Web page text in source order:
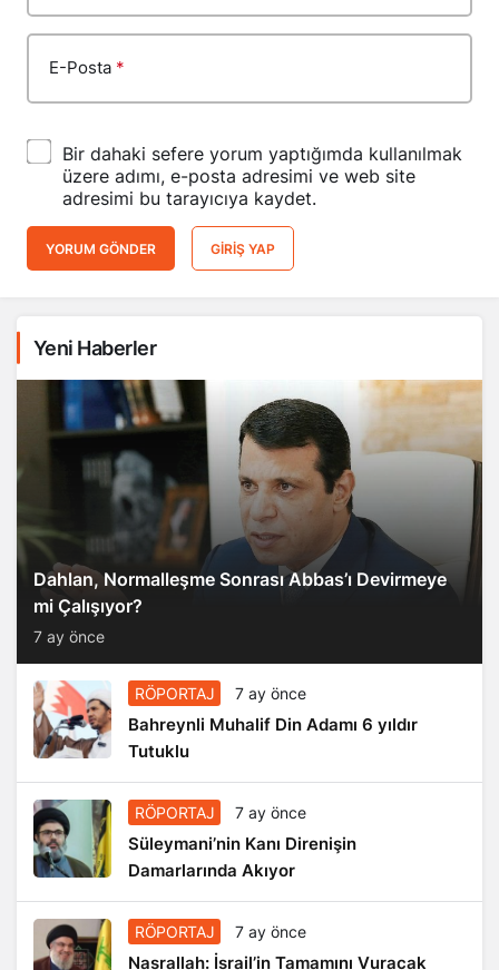
E-Posta *
Bir dahaki sefere yorum yaptığımda kullanılmak
üzere adımı, e-posta adresimi ve web site
adresimi bu tarayıcıya kaydet.
YORUM GÖNDER GIRIŞ YAP
Yeni Haberler
Dahlan, Normalleşme Sonrası Abbas’ı Devirmeye
mi Çalışıyor?
7 ay önce
RÖPORTAJ 7 ay önce
Bahreynli Muhalif Din Adamı 6 yıldır
Tutuklu
RÖPORTAJ 7 ay önce
Süleymani’nin Kanı Direnişin
Damarlarında Akıyor
RÖPORTAJ 7 ay önce
Nasrallah: İsrail’in Tamamını Vuracak